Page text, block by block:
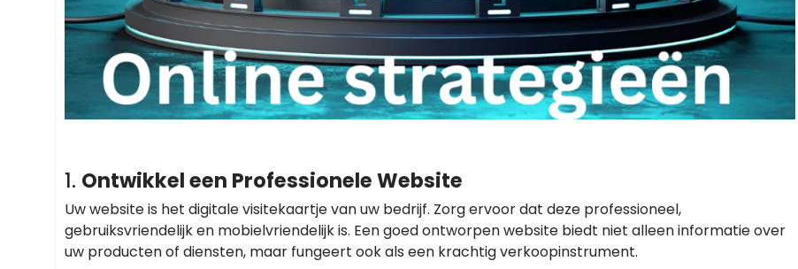
1. Ontwikkel een Professionele Website
Uw website is het digitale visitekaartje van uw bedrijf. Zorg ervoor dat deze professioneel,
gebruiksvriendelijk en mobielvriendelijk is. Een goed ontworpen website biedt niet alleen informatie over
uw producten of diensten, maar fungeert ook als een krachtig verkoopinstrument.